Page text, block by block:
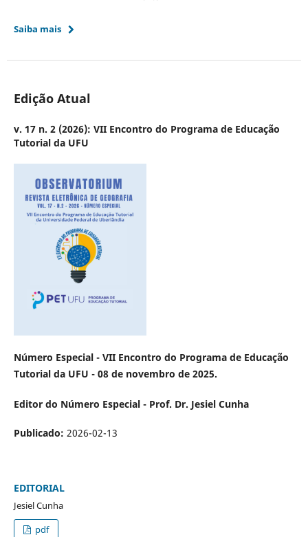
Saiba mais
Edição Atual
v. 17 n. 2 (2026): VII Encontro do Programa de Educação
Tutorial da UFU
Número Especial - VII Encontro do Programa de Educação
Tutorial da UFU - 08 de novembro de 2025.
Editor do Número Especial - Prof. Dr. Jesiel Cunha
Publicado: 2026-02-13
EDITORIAL
Jesiel Cunha
pdf